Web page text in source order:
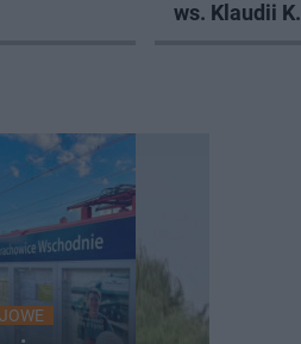
ws. Klaudii K.